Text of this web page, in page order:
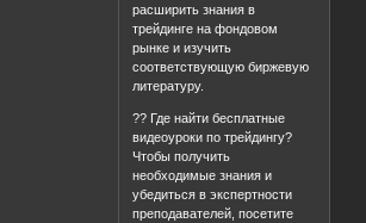
расширить знания в
трейдинге на фондовом
рынке и изучить
соответствующую биржевую
литературу.
?? Где найти бесплатные
видеоуроки по трейдингу?
Чтобы получить
необходимые знания и
убедиться в экспертности
преподавателей, посетите